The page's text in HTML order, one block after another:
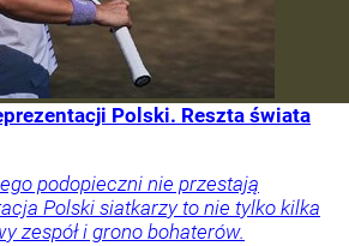
Polski. Reszta świata
podopieczni nie przestają
Polski siatkarzy to nie tylko kilka
zespół i grono bohaterów.